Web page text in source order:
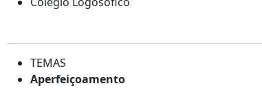
TEMAS
Aperfeiçoamento